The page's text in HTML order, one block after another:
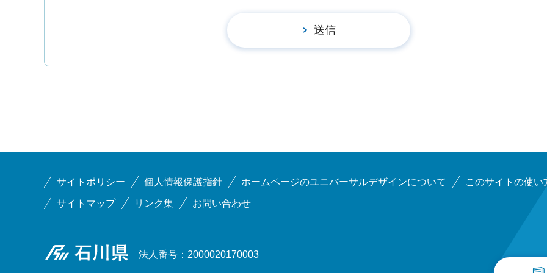
サイトポリシー 個人情報保護指針 ホームページのユニバーサルデザインについて このサイトの使い
サイトマップ リンク集 お問い合わせ
石川県 法人番号：2000020170003